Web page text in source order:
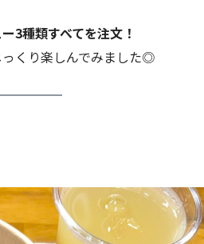
3種類すべてを注文！
くり楽しんでみました◎